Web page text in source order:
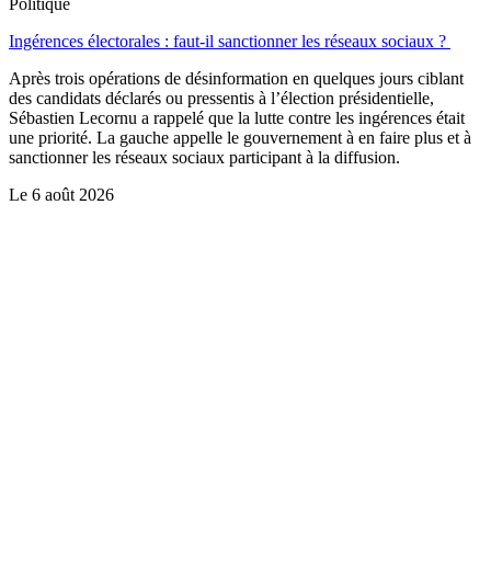
Ingérences électorales : faut-il sanctionner les réseaux sociaux ?
Après trois opérations de désinformation en quelques jours ciblant
des candidats déclarés ou pressentis à l’élection présidentielle,
Sébastien Lecornu a rappelé que la lutte contre les ingérences était
une priorité. La gauche appelle le gouvernement à en faire plus et à
sanctionner les réseaux sociaux participant à la diffusion.
Le 6 août 2026